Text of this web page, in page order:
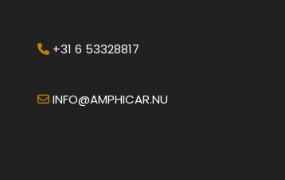
+31 6 53328817
INFO@AMPHICAR.NU